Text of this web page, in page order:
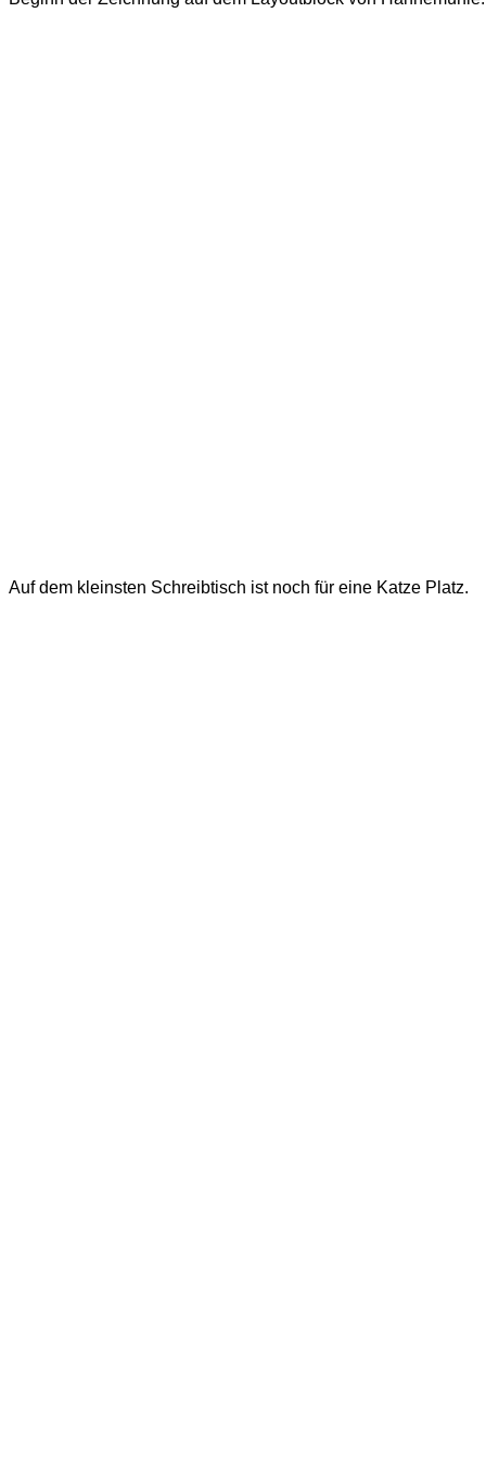
Auf dem kleinsten Schreibtisch ist noch für eine Katze Platz.